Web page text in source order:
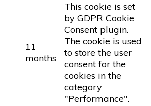
11
months
This cookie is set
by GDPR Cookie
Consent plugin.
The cookie is used
to store the user
consent for the
cookies in the
category
"Performance".